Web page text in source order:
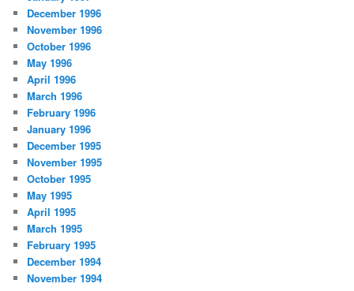
December 1996
November 1996
October 1996
May 1996
April 1996
March 1996
February 1996
January 1996
December 1995
November 1995
October 1995
May 1995
April 1995
March 1995
February 1995
December 1994
November 1994